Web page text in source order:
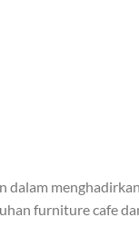
dalam
furniture cafe